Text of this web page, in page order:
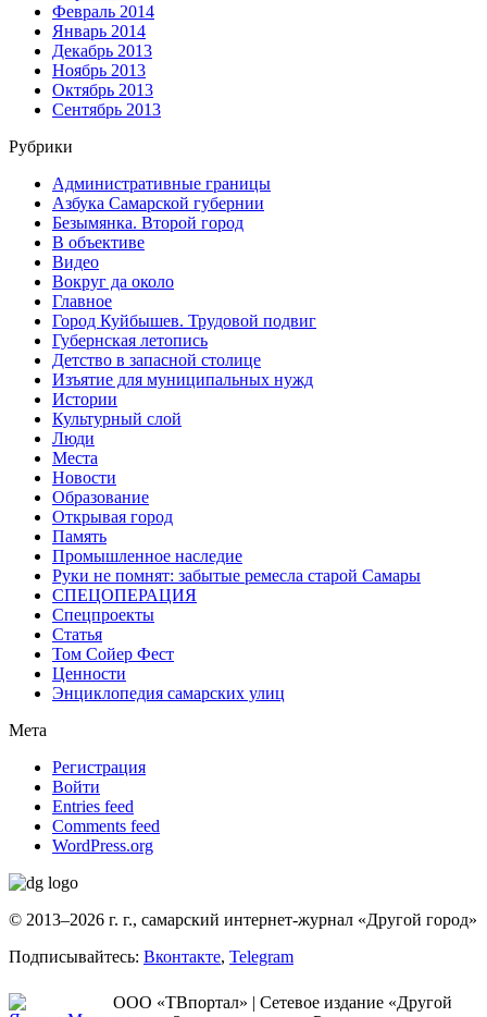
Февраль 2014
Январь 2014
Декабрь 2013
Ноябрь 2013
Октябрь 2013
Сентябрь 2013
Рубрики
Административные границы
Азбука Самарской губернии
Безымянка. Второй город
В объективе
Видео
Вокруг да около
Главное
Город Куйбышев. Трудовой подвиг
Губернская летопись
Детство в запасной столице
Изъятие для муниципальных нужд
Истории
Культурный слой
Люди
Места
Новости
Образование
Открывая город
Память
Промышленное наследие
Руки не помнят: забытые ремесла старой Самары
СПЕЦОПЕРАЦИЯ
Спецпроекты
Статья
Том Сойер Фест
Ценности
Энциклопедия самарских улиц
Мета
Регистрация
Войти
Entries feed
Comments feed
WordPress.org
© 2013–2026 г. г., самарский интернет-журнал «Другой город»
Подписывайтесь: Вконтакте, Telegram
ООО «ТВпортал» | Сетевое издание «Другой